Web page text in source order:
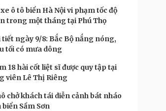
ô tô biển Hà Nội vi phạm tốc độ
trong một tháng tại Phú Thọ
tiết ngày 9/8: Bắc Bộ nắng nóng,
tối có mưa dông
18 hài cốt liệt sĩ được quy tập tại
viên Lê Thị Riêng
chở khách tái diễn cảnh bát nháo
Sầm Sơn